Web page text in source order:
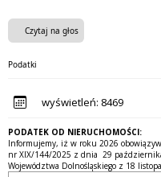
Czytaj na głos
Podatki
wyświetleń: 8469
PODATEK OD NIERUCHOMOŚCI:
Informujemy, iż w roku 2026
nr XIX/144/2025 z dnia 29
Województwa Dolnośląskiego z 18